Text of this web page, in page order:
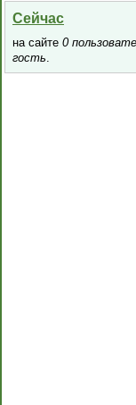
Сейчас
на сайте 0
гость.